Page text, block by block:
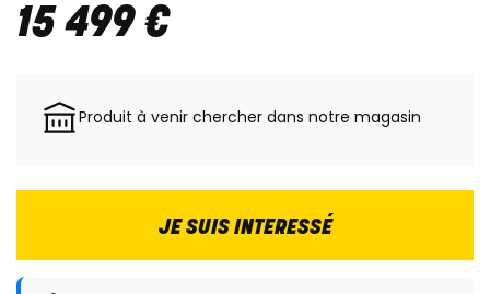
15 499€
Produit à venir chercher dans notre magasin
JE SUIS INTERESSÉ